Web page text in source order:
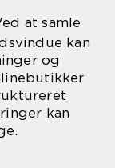
at samle
kan
og
kan